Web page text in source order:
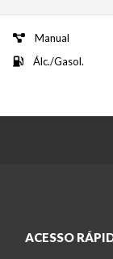
Manual
Álc./Gasol.
ACESSO